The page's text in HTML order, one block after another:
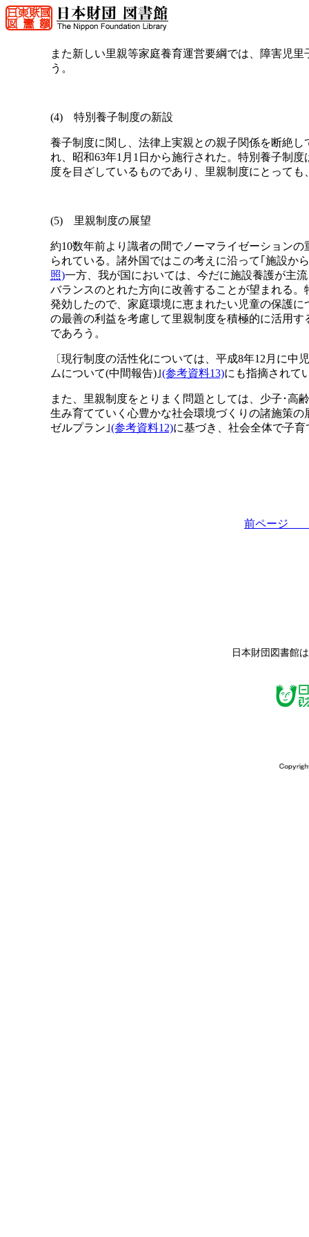
また新しい里親等家庭養育運営要綱では、障害児
う。
(4) 特別養子制度の新設
養子制度に関し、法律上実親との親子関係を断絶
れ、昭和63年1月1日から施行された。特別養子制
度を目ざしているものであり、里親制度にとって
(5) 里親制度の展望
約10数年前より識者の間でノーマライゼーション
られている。諸外国ではこの考えに沿って｢施設か
照)一方、我が国においては、今だに施設養護が主
バランスのとれた方向に改善することが望まれる
発効したので、家庭環境に恵まれたい児童の保護
の最善の利益を考慮して里親制度を積極的に活用
であろう。
〔現行制度の活性化については、平成8年12月に
ムについて(中間報告)｣(参考資料13)にも指摘されて
また、里親制度をとりまく問題としては、少子･高
生み育てていく心豊かな社会環境づくりの諸施策
ゼルプラン｣(参考資料12)に基づき、社会全体で子
前ペー
日本財団図書館